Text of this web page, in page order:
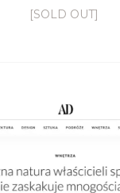
[SOLD OUT]